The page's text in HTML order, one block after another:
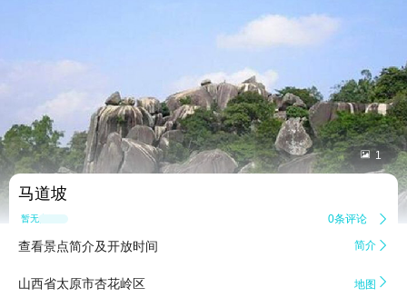
 1
马道坡
暂无点评 0条评论 
查看景点简介及开放时间 简介 
山西省太原市杏花岭区 地图 